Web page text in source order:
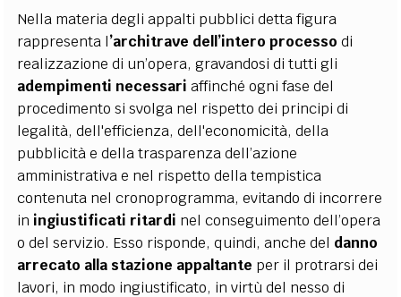
Nella materia degli appalti pubblici detta figura
rappresenta l’architrave dell’intero processo di
realizzazione di un’opera, gravandosi di tutti gli
adempimenti necessari affinché ogni fase del
procedimento si svolga nel rispetto dei principi di
legalità, dell'efficienza, dell'economicità, della
pubblicità e della trasparenza dell’azione
amministrativa e nel rispetto della tempistica
contenuta nel cronoprogramma, evitando di incorrere
in ingiustificati ritardi nel conseguimento dell’opera
o del servizio. Esso risponde, quindi, anche del danno
arrecato alla stazione appaltante per il protrarsi dei
lavori, in modo ingiustificato, in virtù del nesso di